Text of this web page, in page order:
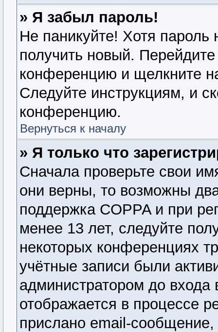
» Я забыл пароль!
Не паникуйте! Хотя пароль
получить новый.
конференцию и щелкните
Следуйте инструкциям, и
конференцию.
Вернуться к началу
» Я только что
Сначала проверьте свои
они верны, то возможны
поддержка COPPA и при
менее 13 лет, следуйте
некоторых конференциях
учётные записи были
администратором до
отображается в процессе
прислано email-